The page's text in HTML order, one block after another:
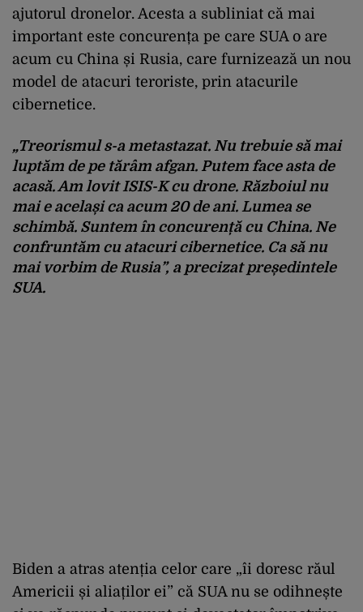
ajutorul dronelor. Acesta a subliniat că mai
important este concurența pe care SUA o are
acum cu China și Rusia, care furnizează un nou
model de atacuri teroriste, prin atacurile
cibernetice.
„Treorismul s-a metastazat. Nu trebuie să mai
luptăm de pe tărâm afgan. Putem face asta de
acasă. Am lovit ISIS-K cu drone. Războiul nu
mai e același ca acum 20 de ani. Lumea se
schimbă. Suntem în concurență cu China. Ne
confruntăm cu atacuri cibernetice. Ca să nu
mai vorbim de Rusia”, a precizat președintele
SUA.
Biden a atras atenția celor care „îi doresc răul
Americii și aliaților ei” că SUA nu se odihnește